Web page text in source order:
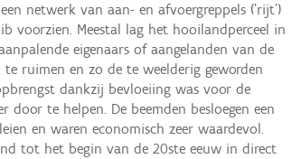
netwerk van aan- en afvoergreppels ('rijt')
voorzien. Meestal lag het hooilandperceel in
eigenaars of aangelanden van de
ruimen en zo de te weelderig geworden
dankzij bevloeiing was voor de
door te helpen. De beemden besloegen een
en waren economisch zeer waardevol.
tot het begin van de 20ste eeuw in direct